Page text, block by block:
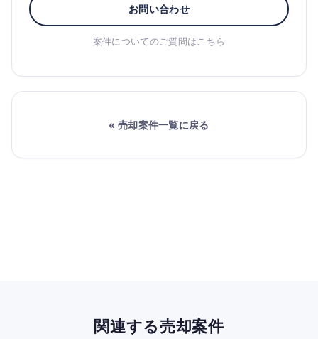
お問い合わせ
案件についてのご質問はこちら
« 売却案件一覧に戻る
関連する売却案件